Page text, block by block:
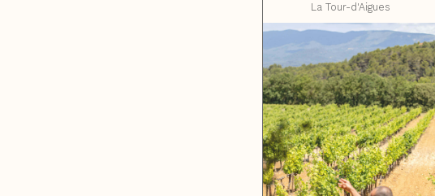
La Tour-d'Aigues